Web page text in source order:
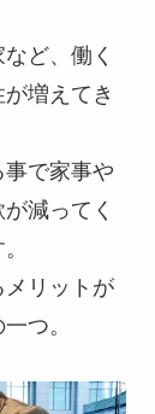
ど、働く
増えてき
で家事や
減ってく
リットが
つ。